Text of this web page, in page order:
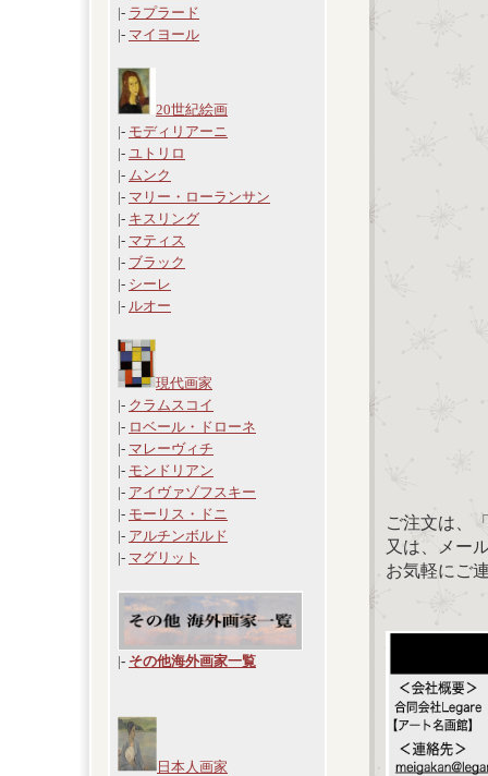
|- ラプラード
|- マイヨール
20世紀絵画
|- モディリアーニ
|- ユトリロ
|- ムンク
|- マリー・ローランサン
|- キスリング
|- マティス
|- ブラック
|- シーレ
|- ルオー
現代画家
|- クラムスコイ
|- ロベール・ドローネ
|- マレーヴィチ
|- モンドリアン
|- アイヴァゾフスキー
|- モーリス・ドニ
|- アルチンボルド
|- マグリット
|- その他海外画家一覧
日本人画家
ご注文は、
又は、メー
お気軽にご